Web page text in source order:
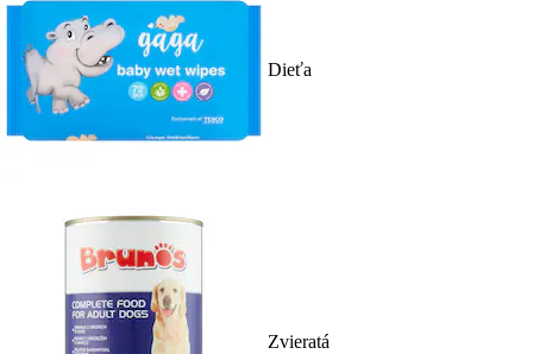
Dieťa
Zvieratá